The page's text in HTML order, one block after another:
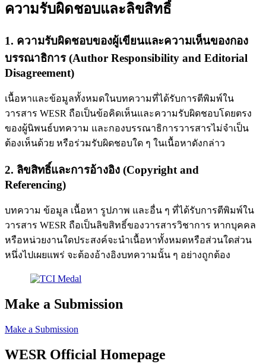
ความรับผิดชอบและลิขสิทธิ์
1. ความรับผิดชอบของผู้เขียนและความเห็นของกอง
บรรณาธิการ (Author Responsibility and Editorial
Disagreement)
เนื้อหาและข้อมูลทั้งหมดในบทความที่ได้รับการตีพิมพ์ใน
วารสาร WESR ถือเป็นข้อคิดเห็นและความรับผิดชอบโดยตรง
ของผู้นิพนธ์บทความ และกองบรรณาธิการวารสารไม่จำเป็น
ต้องเห็นด้วย หรือร่วมรับผิดชอบใด ๆ ในเนื้อหาดังกล่าว
2. ลิขสิทธิ์และการอ้างอิง (Copyright and
Referencing)
บทความ ข้อมูล เนื้อหา รูปภาพ และอื่น ๆ ที่ได้รับการตีพิมพ์ใน
วารสาร WESR ถือเป็นลิขสิทธิ์ของวารสารวิชาการ หากบุคคล
หรือหน่วยงานใดประสงค์จะนำเนื้อหาทั้งหมดหรือส่วนใดส่วน
หนึ่งไปเผยแพร่ จะต้องอ้างอิงบทความนั้น ๆ อย่างถูกต้อง
Make a Submission
Make a Submission
WESR Official Homepage